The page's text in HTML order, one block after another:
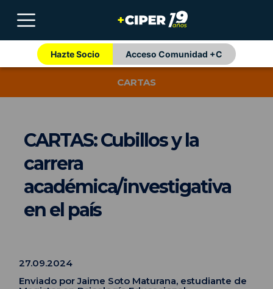
Hazte Socio Acceso Comunidad +C
CARTAS
CARTAS: Cubillos y la
carrera
académica/investigativa
en el país
27.09.2024
Enviado por Jaime Soto Maturana, estudiante de